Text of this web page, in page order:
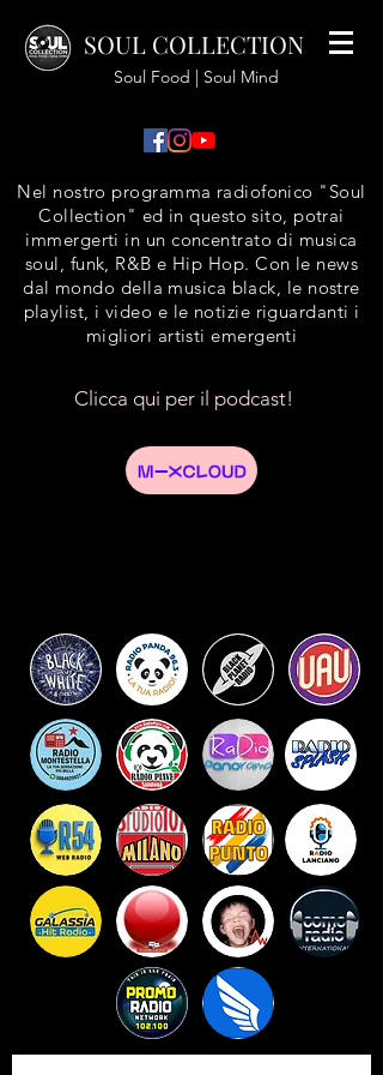
SOUL COLLECTION
Soul Food | Soul Mind
Nel nostro programma radiofonico "Soul
Collection" ed in questo sito, potrai
immergerti in un concentrato di musica
soul, funk, R&B e Hip Hop. Con le news
dal mondo della musica black, le nostre
playlist, i video e le notizie riguardanti i
migliori artisti emergenti
Clicca qui per il podcast!